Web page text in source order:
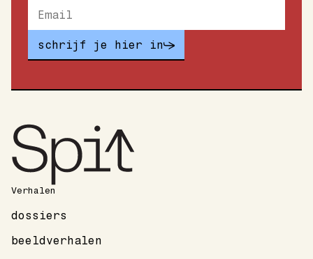
schrijf je hier in
Verhalen
dossiers
beeldverhalen